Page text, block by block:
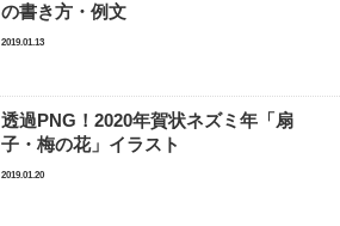
の書き方・例文
2019.01.13
透過PNG！2020年賀状ネズミ年「扇
子・梅の花」イラスト
2019.01.20